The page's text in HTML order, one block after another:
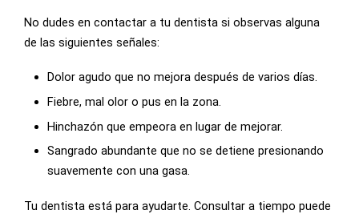
No dudes en contactar a tu dentista si observas alguna
de las siguientes señales:
Dolor agudo que no mejora después de varios días.
Fiebre, mal olor o pus en la zona.
Hinchazón que empeora en lugar de mejorar.
Sangrado abundante que no se detiene presionando
suavemente con una gasa.
Tu dentista está para ayudarte. Consultar a tiempo puede